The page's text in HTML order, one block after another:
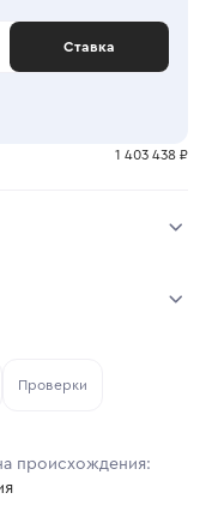
Ставка
1 403 438 ₽
торги
Проверки
происхождения: